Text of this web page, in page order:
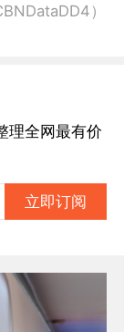
）
理全网最有价
立即订阅